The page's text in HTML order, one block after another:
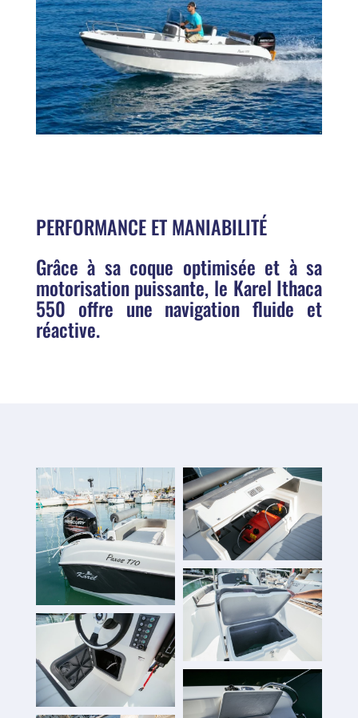
PERFORMANCE ET MANIABILITÉ
Grâce à sa coque optimisée et à sa
motorisation puissante, le Karel Ithaca
550 offre une navigation fluide et
réactive.